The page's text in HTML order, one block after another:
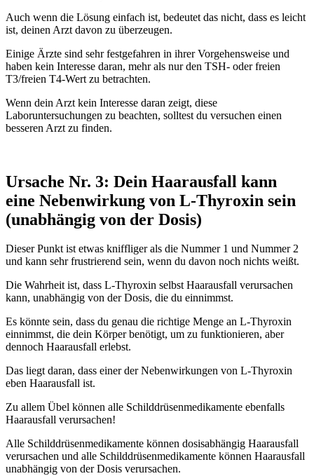
Auch wenn die Lösung einfach ist, bedeutet das nicht, dass es leicht
ist, deinen Arzt davon zu überzeugen.
Einige Ärzte sind sehr festgefahren in ihrer Vorgehensweise und
haben kein Interesse daran, mehr als nur den TSH- oder freien
T3/freien T4-Wert zu betrachten.
Wenn dein Arzt kein Interesse daran zeigt, diese
Laboruntersuchungen zu beachten, solltest du versuchen einen
besseren Arzt zu finden.
Ursache Nr. 3: Dein Haarausfall kann
eine Nebenwirkung von L-Thyroxin sein
(unabhängig von der Dosis)
Dieser Punkt ist etwas kniffliger als die Nummer 1 und Nummer 2
und kann sehr frustrierend sein, wenn du davon noch nichts weißt.
Die Wahrheit ist, dass L-Thyroxin selbst Haarausfall verursachen
kann, unabhängig von der Dosis, die du einnimmst.
Es könnte sein, dass du genau die richtige Menge an L-Thyroxin
einnimmst, die dein Körper benötigt, um zu funktionieren, aber
dennoch Haarausfall erlebst.
Das liegt daran, dass einer der Nebenwirkungen von L-Thyroxin
eben Haarausfall ist.
Zu allem Übel können alle Schilddrüsenmedikamente ebenfalls
Haarausfall verursachen!
Alle Schilddrüsenmedikamente können dosisabhängig Haarausfall
verursachen und alle Schilddrüsenmedikamente können Haarausfall
unabhängig von der Dosis verursachen.